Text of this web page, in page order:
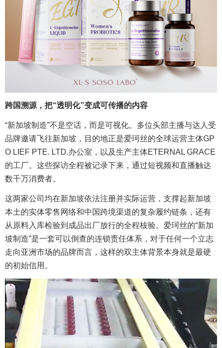
跨国溯源 ，把“透明化”变成可传播的内容
“新加坡制造”不是空话，而是可视化。多位头部主播与达人受
品牌邀请飞往新加坡，目的地正是爱珂丝的全球运营主体GP
O LIEF PTE. LTD.办公室，以及生产主体ETERNAL GRACE
的工厂。这些探访全程被记录下来，通过短视频和直播触达
数千万消费者。
这两家公司均在新加坡依法注册并实际运营，支撑起新加坡
本土的实体零售网络和中国跨境渠道的复杂履约链条，还有
从原料入库检验到成品出厂放行的全程核验。爱珂丝的“新加
坡制造”是一套可以倒查的连锁责任体系，对于任何一个立志
走向亚洲市场的品牌而言，这样的双主体背景本身就是最硬
的初始信用。